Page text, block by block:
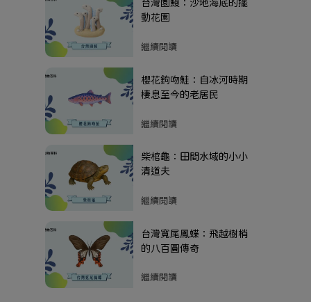
台灣園鰻：沙地海底的擺
動花園
繼續閱讀
櫻花鉤吻鮭：自冰河時期
棲息至今的老居民
繼續閱讀
柴棺龜：田間水域的小小
清道夫
繼續閱讀
台灣寬尾鳳蝶：飛越樹梢
的八百圓傳奇
繼續閱讀